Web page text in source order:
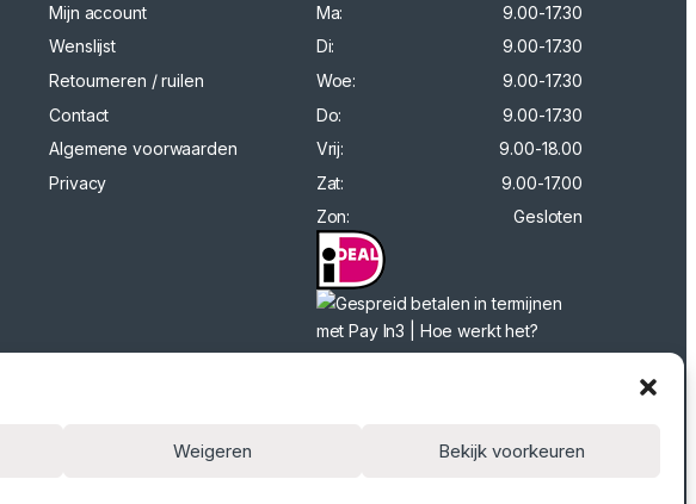
Weigeren Bekijk voorkeuren
Mijn account
Wenslijst
Retourneren / ruilen
Contact
Algemene voorwaarden
Privacy
Ma:
9.00-17.30
Di:
9.00-17.30
Woe:
9.00-17.30
Do:
9.00-17.30
Vrij:
9.00-18.00
Zat:
9.00-17.00
Zon:
Gesloten